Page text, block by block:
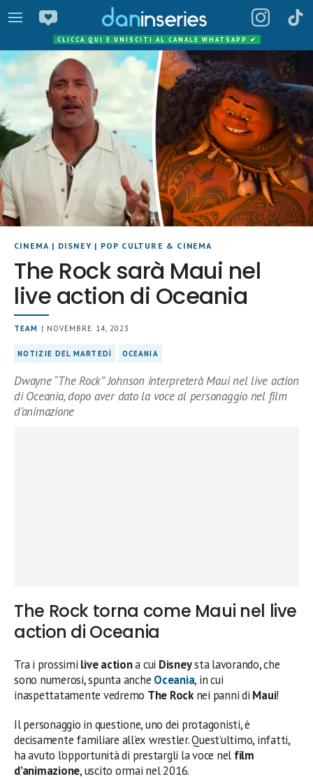
CLICCA QUI E UNISCITI AL CANALE WHATSAPP ✔
CINEMA | DISNEY | POP CULTURE & CINEMA
The Rock sarà Maui nel
live action di Oceania
TEAM | NOVEMBRE 14, 2023
NOTIZIE DEL MARTEDÌ OCEANIA
Dwayne “The Rock” Johnson interpreterà Maui nel live action
di Oceania, dopo aver dato la voce al personaggio nel film
d’animazione
The Rock torna come Maui nel live
action di Oceania
Tra i prossimi live actiona cui Disneysta lavorando, che
sono numerosi, spunta anche Oceania, in cui
inaspettatamente vedremo The Rock nei panni di Maui!
Il personaggio in questione, uno dei protagonisti, è
decisamente familiare all’ex wrestler. Quest’ultimo, infatti,
ha avuto l’opportunità di prestargli la voce nel film
d’animazione, uscito ormai nel 2016.